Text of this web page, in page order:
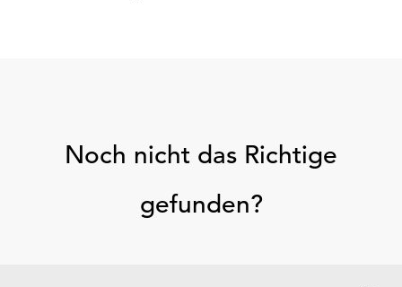
Noch nicht das Richtige
gefunden?